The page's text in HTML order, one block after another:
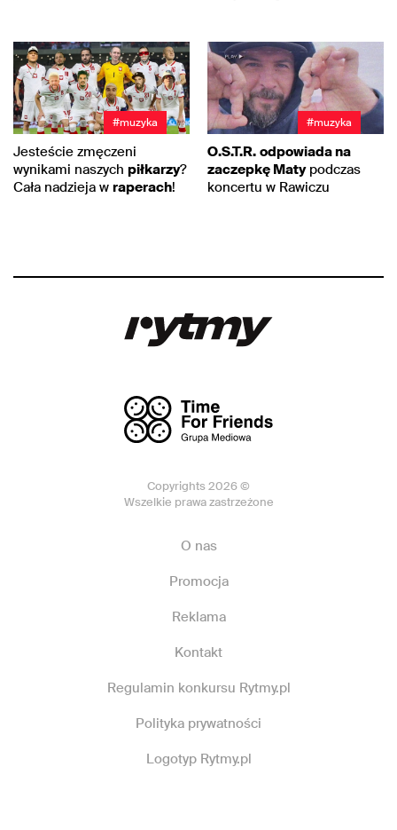
#muzyka
Jesteście zmęczeni
wynikami naszych piłkarzy?
Cała nadzieja w raperach!
#muzyka
O.S.T.R. odpowiada na
zaczepkę Matypodczas
koncertu w Rawiczu
Copyrights 2026 ©
Wszelkie prawa zastrzeżone
O nas
Promocja
Reklama
Kontakt
Regulamin konkursu Rytmy.pl
Polityka prywatności
Logotyp Rytmy.pl